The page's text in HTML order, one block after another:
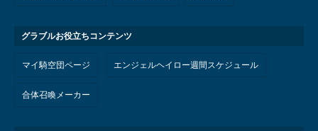
グラブルお役立ちコンテンツ
マイ騎空団ページ エンジェルヘイロー週間スケジュール
合体召喚メーカー